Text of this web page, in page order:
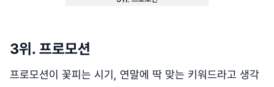
3위. 프로모션
프로모션이 꽃피는 시기, 연말에 딱 맞는 키워드라고 생각